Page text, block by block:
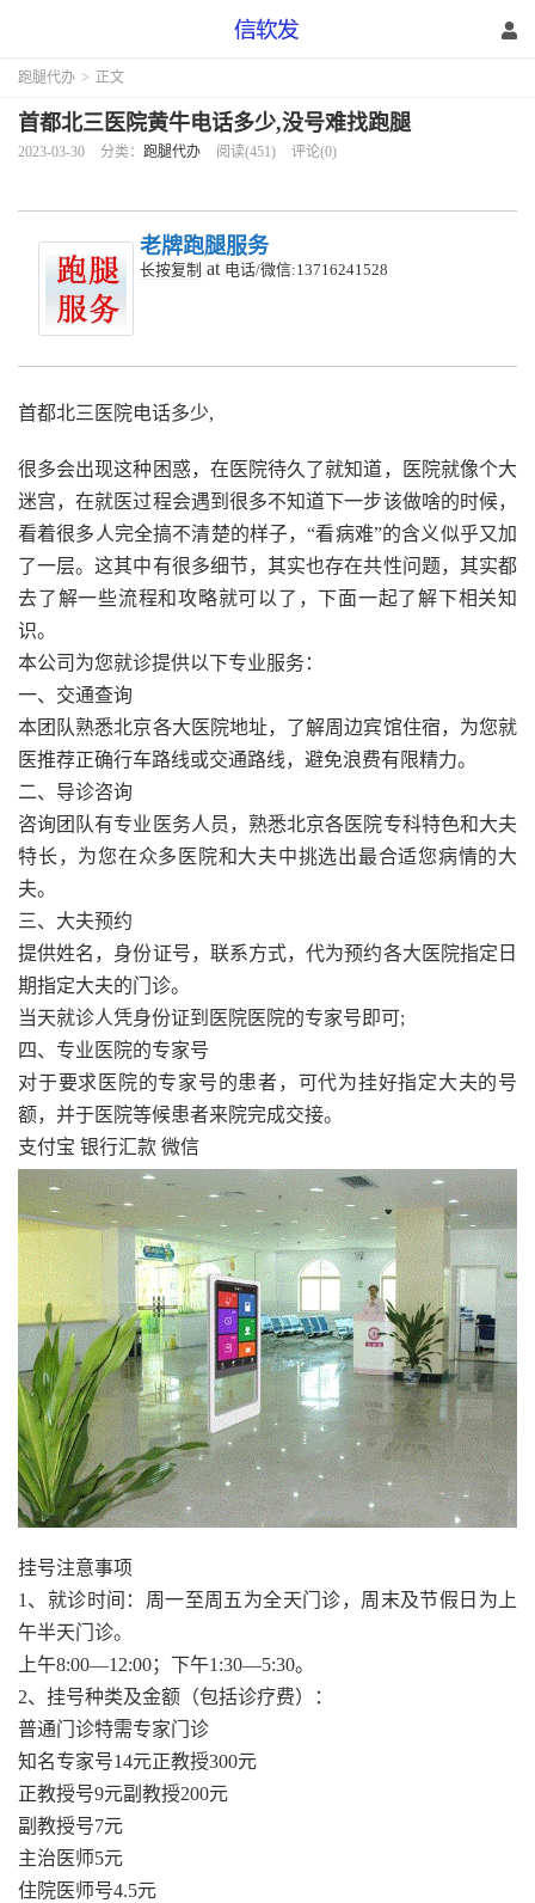
跑腿代办 > 正文
首都北三医院黄牛电话多少,没号难找跑腿
2023-03-30 分类： 跑腿代办 阅读(451) 评论(0)
老牌跑腿服务
长按复制 at 电话/微信:13716241528
首都北三医院电话多少,
很多会出现这种困惑，在医院待久了就知道，医院就像个大
迷宫，在就医过程会遇到很多不知道下一步该做啥的时候，
看着很多人完全搞不清楚的样子，“看病难”的含义似乎又加
了一层。这其中有很多细节，其实也存在共性问题，其实都
去了解一些流程和攻略就可以了，下面一起了解下相关知
识。
本公司为您就诊提供以下专业服务：
一、交通查询
本团队熟悉北京各大医院地址，了解周边宾馆住宿，为您就
医推荐正确行车路线或交通路线，避免浪费有限精力。
二、导诊咨询
咨询团队有专业医务人员，熟悉北京各医院专科特色和大夫
特长，为您在众多医院和大夫中挑选出最合适您病情的大
夫。
三、大夫预约
提供姓名，身份证号，联系方式，代为预约各大医院指定日
期指定大夫的门诊。
当天就诊人凭身份证到医院医院的专家号即可;
四、专业医院的专家号
对于要求医院的专家号的患者，可代为挂好指定大夫的号
额，并于医院等候患者来院完成交接。
支付宝 银行汇款 微信
挂号注意事项
1、就诊时间：周一至周五为全天门诊，周末及节假日为上
午半天门诊。
上午8:00—12:00；下午1:30—5:30。
2、挂号种类及金额（包括诊疗费）：
普通门诊特需专家门诊
知名专家号14元正教授300元
正教授号9元副教授200元
副教授号7元
主治医师5元
住院医师号4.5元